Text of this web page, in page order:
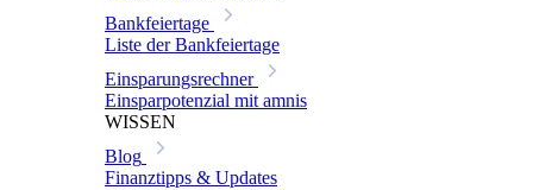
Bankfeiertage
Liste der Bankfeiertage
Einsparungsrechner
Einsparpotenzial mit amnis
WISSEN
Blog
Finanztipps & Updates